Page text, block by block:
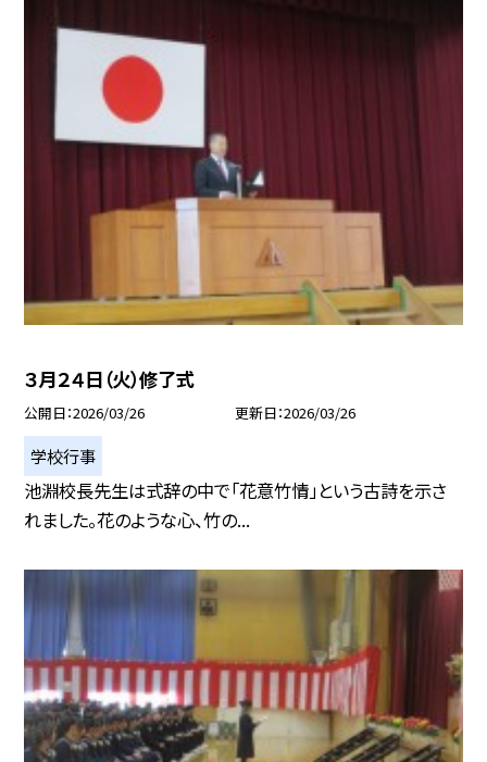
３月２４日（火）修了式
公開日 2026/03/26 更新日 2026/03/26
学校行事
池淵校長先生は式辞の中で「花意竹情」という古詩を示さ
れました。花のような心、竹の...